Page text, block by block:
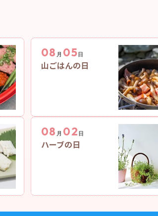
08 月 05 日
山ごはんの日
08 月 02 日
ハーブの日